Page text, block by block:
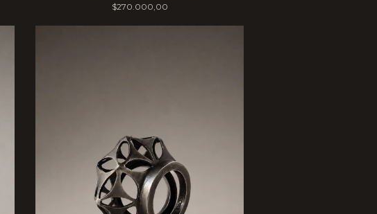
$270.000,00